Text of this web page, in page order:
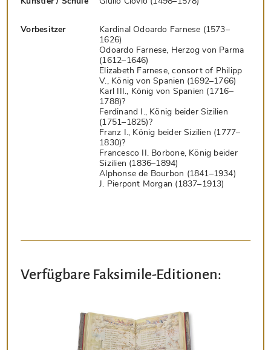
Vorbesitzer
Kardinal Odoardo Farnese (1573–
1626)
Odoardo Farnese, Herzog von Parma
(1612–1646)
Elizabeth Farnese, consort of Philipp
V., König von Spanien (1692–1766)
Karl III., König von Spanien (1716–
1788)?
Ferdinand I., König beider Sizilien
(1751–1825)?
Franz I., König beider Sizilien (1777–
1830)?
Francesco II. Borbone, König beider
Sizilien (1836–1894)
Alphonse de Bourbon (1841–1934)
J. Pierpont Morgan (1837–1913)
Verfügbare Faksimile-Editionen: